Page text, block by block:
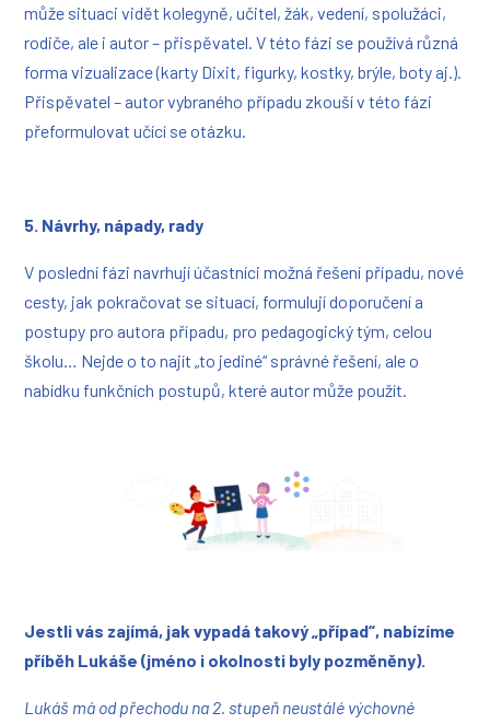
může situaci vidět kolegyně, učitel, žák, vedení, spolužáci,
rodiče, ale i autor – přispěvatel. V této fázi se používá různá
forma vizualizace (karty Dixit, figurky, kostky, brýle, boty aj.).
Přispěvatel – autor vybraného případu zkouší v této fázi
přeformulovat učící se otázku.
5. Návrhy, nápady, rady
V poslední fázi navrhují účastníci možná řešení případu, nové
cesty, jak pokračovat se situací, formulují doporučení a
postupy pro autora případu, pro pedagogický tým, celou
školu… Nejde o to najít „to jediné“ správné řešení, ale o
nabídku funkčních postupů, které autor může použít.
Jestli vás zajímá, jak vypadá takový „případ“, nabízíme
příběh Lukáše (jméno i okolnosti byly pozměněny).
Lukáš má od přechodu na 2. stupeň neustálé výchovné